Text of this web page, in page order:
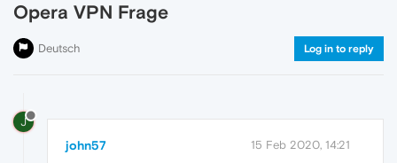
Opera VPN Frage
Deutsch Log in to reply
J
john57 15 Feb 2020, 14:21